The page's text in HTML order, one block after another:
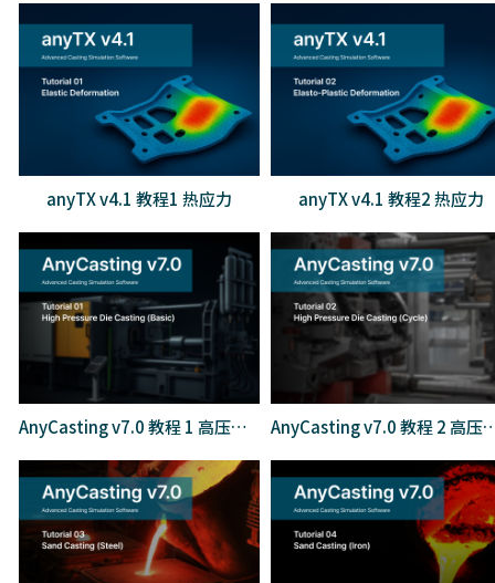
anyTX v4.1 教程1 热应力 anyTX v4.1 教程2 热应力
AnyCasting v7.0 教程 1 高压压铸(Basic) AnyCasting v7.0 教程